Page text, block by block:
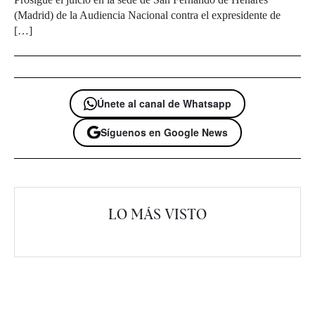
(Madrid) de la Audiencia Nacional contra el expresidente de
[…]
Únete al canal de Whatsapp
Síguenos en Google News
LO MÁS VISTO